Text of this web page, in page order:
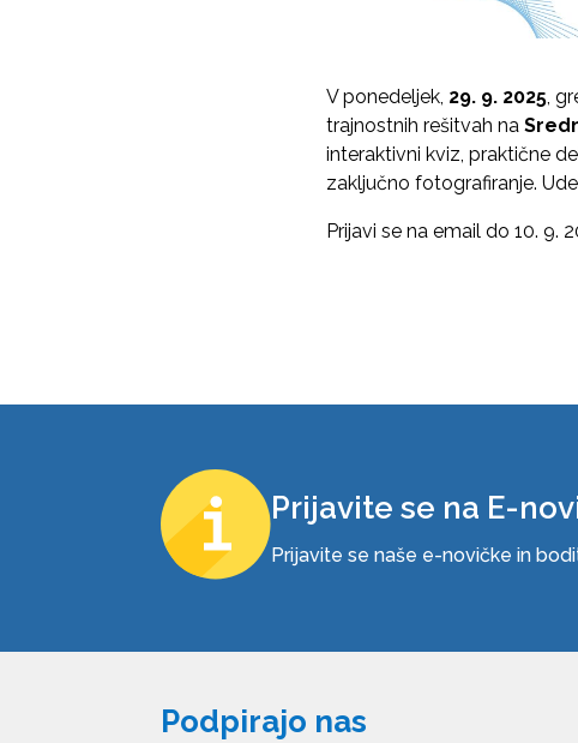
V ponedeljek, 29. 9. 2025 ,
trajnostnih rešitvah na
interaktivni kviz, praktične
zaključno fotografiranje.
Prijavi se na email do 10. 9.
Prijavite se na E-
Prijavite se naše e-novičke in
Podpirajo nas